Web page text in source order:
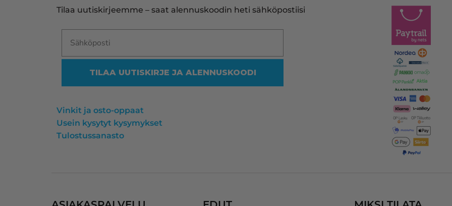
vastaavan. Tulostinmerkkien
sekä kasettien runsaus on
viidakko, missä en halua rämpiä.
Siksi on olemassa tällekin
saralla ammattilaiset.
Vaikka mustakasetin koodi olikin
reilussa vuodessa muuttunut,
heidän ohjelmansa ehdotti
oikeaa vastaavaa yhteensopivaa
kasettia, jonka myös uskalsin
Tilaa uutiskirjeemme – saat alennuskoodin heti sähköpostiisi
TILAA UUTISKIRJE JA ALENNUSKOODI
Vinkit ja osto-oppaat
Usein kysytyt kysymykset
Tulostussanasto